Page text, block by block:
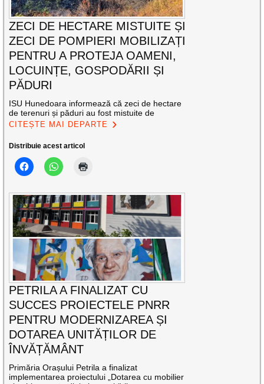
ZECI DE HECTARE MISTUITE ȘI
ZECI DE POMPIERI MOBILIZAȚI
PENTRU A PROTEJA OAMENI,
LOCUINȚE, GOSPODĂRII ȘI
PĂDURI
ISU Hunedoara informează că zeci de hectare
de terenuri și păduri au fost mistuite de
CITEȘTE MAI DEPARTE
Distribuie acest articol
PETRILA A FINALIZAT CU
SUCCES PROIECTELE PNRR
PENTRU MODERNIZAREA ȘI
DOTAREA UNITĂȚILOR DE
ÎNVĂȚĂMÂNT
Primăria Orașului Petrila a finalizat
implementarea proiectului „Dotarea cu mobilier